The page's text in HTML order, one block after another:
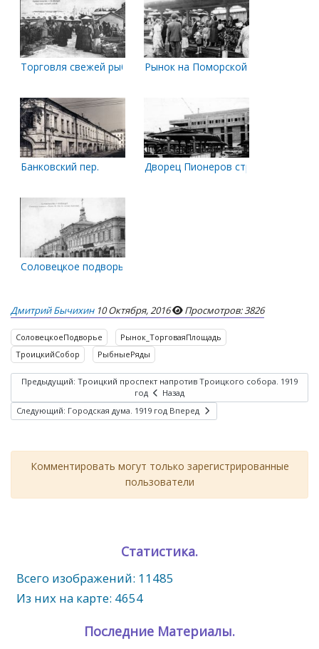
Торговля свежей рыбой Рынок на Поморской
Банковский пер. Дворец Пионеров строится
Соловецкое подворье
Дмитрий Бычихин 10 Октября, 2016 Просмотров: 3826
СоловецкоеПодворье
Рынок_ТорговаяПлощадь
ТроицкийСобор
РыбныеРяды
Предыдущий: Троицкий проспект напротив Троицкого собора. 1919
год
Назад
Следующий: Городская дума. 1919 год Вперед
Комментировать могут только зарегистрированные
пользователи
Статистика.
Всего изображений: 11485
Из них на карте: 4654
Последние Материалы.